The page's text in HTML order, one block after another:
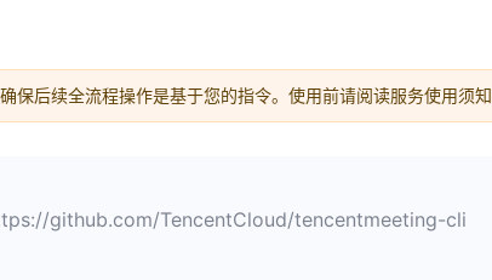
保后续全流程操作是基于您的指令。使用前请阅读服务使用须知
github.com/TencentCloud/tencentmeeting-cli